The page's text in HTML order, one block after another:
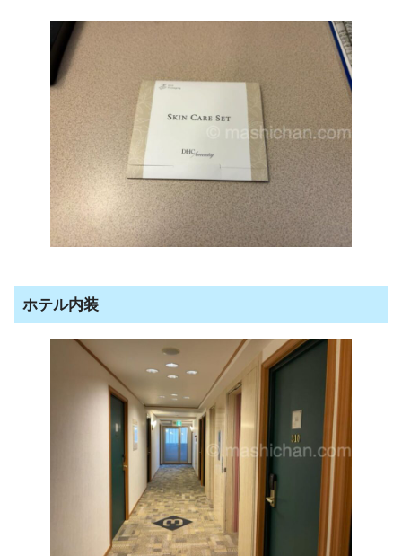
ホテル内装